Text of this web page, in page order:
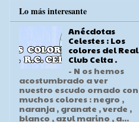
Lo más interesante
Anécdotas
Celestes : Los
colores del Real
Club Celta .
- N os hemos
acostumbrado a ver
nuestro escudo ornado con
muchos colores : negro ,
naranja , granate , verde ,
blanco , azul marino , a...